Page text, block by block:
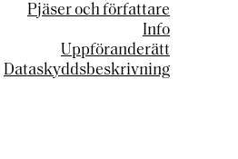
Pjäser och författare
Info
Uppföranderätt
Dataskyddsbeskrivning